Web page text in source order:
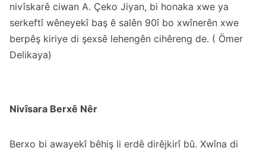
nivîskarê ciwan A. Çeko Jiyan, bi honaka xwe ya
serkeftî wêneyekî baş ê salên 90î bo xwînerên xwe
berpêş kiriye di şexsê lehengên cihêreng de. ( Ömer
Delikaya)
Nivîsara Berxê Nêr
Berxo bi awayekî bêhiş li erdê dirêjkirî bû. Xwîna di